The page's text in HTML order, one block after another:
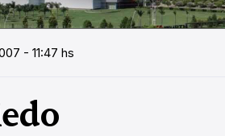
- 11:47 hs